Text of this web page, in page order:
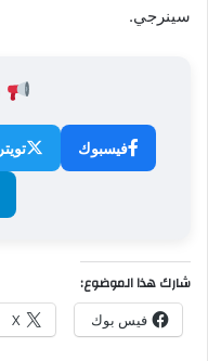
سينرجي.
فيسبوك تويتر
شارك هذا الموضوع:
فيس بوك X